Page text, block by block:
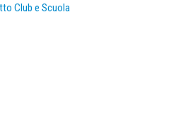
Club e Scuola